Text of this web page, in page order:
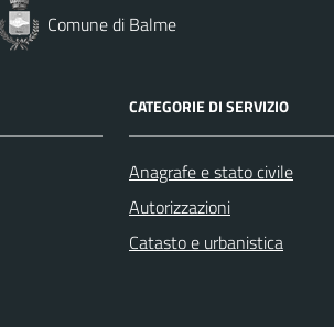
Comune di Balme
CATEGORIE DI SERVIZIO
Anagrafe e stato civile
Autorizzazioni
Catasto e urbanistica